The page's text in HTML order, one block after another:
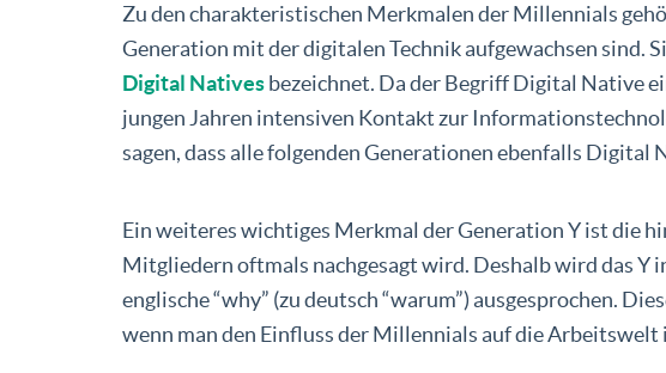
Zu den charakteristischen Merkmalen der Millennials
Generation mit der digitalen Technik aufgewachsen sind.
Digital Nativesbezeichnet. Da der Begriff Digital Native
jungen Jahren intensiven Kontakt zur
sagen, dass alle folgenden Generationen ebenfalls Digital
Ein weiteres wichtiges Merkmal der Generation Y ist die
Mitgliedern oftmals nachgesagt wird. Deshalb wird das Y
englische “why” (zu deutsch “warum”) ausgesprochen.
wenn man den Einfluss der Millennials auf die